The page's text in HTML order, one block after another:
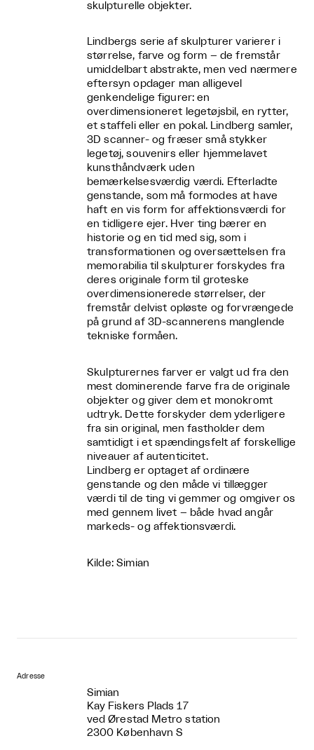
skulpturelle objekter.
Lindbergs serie af skulpturer varierer i
størrelse, farve og form – de fremstår
umiddelbart abstrakte, men ved nærmere
eftersyn opdager man alligevel
genkendelige figurer: en
overdimensioneret legetøjsbil, en rytter,
et staffeli eller en pokal. Lindberg samler,
3D scanner- og fræser små stykker
legetøj, souvenirs eller hjemmelavet
kunsthåndværk uden
bemærkelsesværdig værdi. Efterladte
genstande, som må formodes at have
haft en vis form for affektionsværdi for
en tidligere ejer. Hver ting bærer en
historie og en tid med sig, som i
transformationen og oversættelsen fra
memorabilia til skulpturer forskydes fra
deres originale form til groteske
overdimensionerede størrelser, der
fremstår delvist opløste og forvrængede
på grund af 3D-scannerens manglende
tekniske formåen.
Skulpturernes farver er valgt ud fra den
mest dominerende farve fra de originale
objekter og giver dem et monokromt
udtryk. Dette forskyder dem yderligere
fra sin original, men fastholder dem
samtidigt i et spændingsfelt af forskellige
niveauer af autenticitet.
Lindberg er optaget af ordinære
genstande og den måde vi tillægger
værdi til de ting vi gemmer og omgiver os
med gennem livet – både hvad angår
markeds- og affektionsværdi.
Kilde: Simian
Adresse
Simian
Kay Fiskers Plads 17
ved Ørestad Metro station
2300 København S